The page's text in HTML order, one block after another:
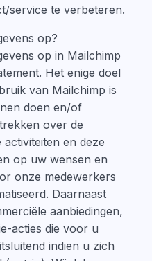
service te verbeteren.
op?
op in Mailchimp
Het enige doel
van Mailchimp is
doen en/of
over de
en deze
op uw wensen en
onze medewerkers
Daarnaast
aanbiedingen,
acties die voor u
indien u zich